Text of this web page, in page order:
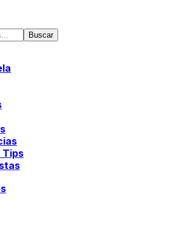
Tips